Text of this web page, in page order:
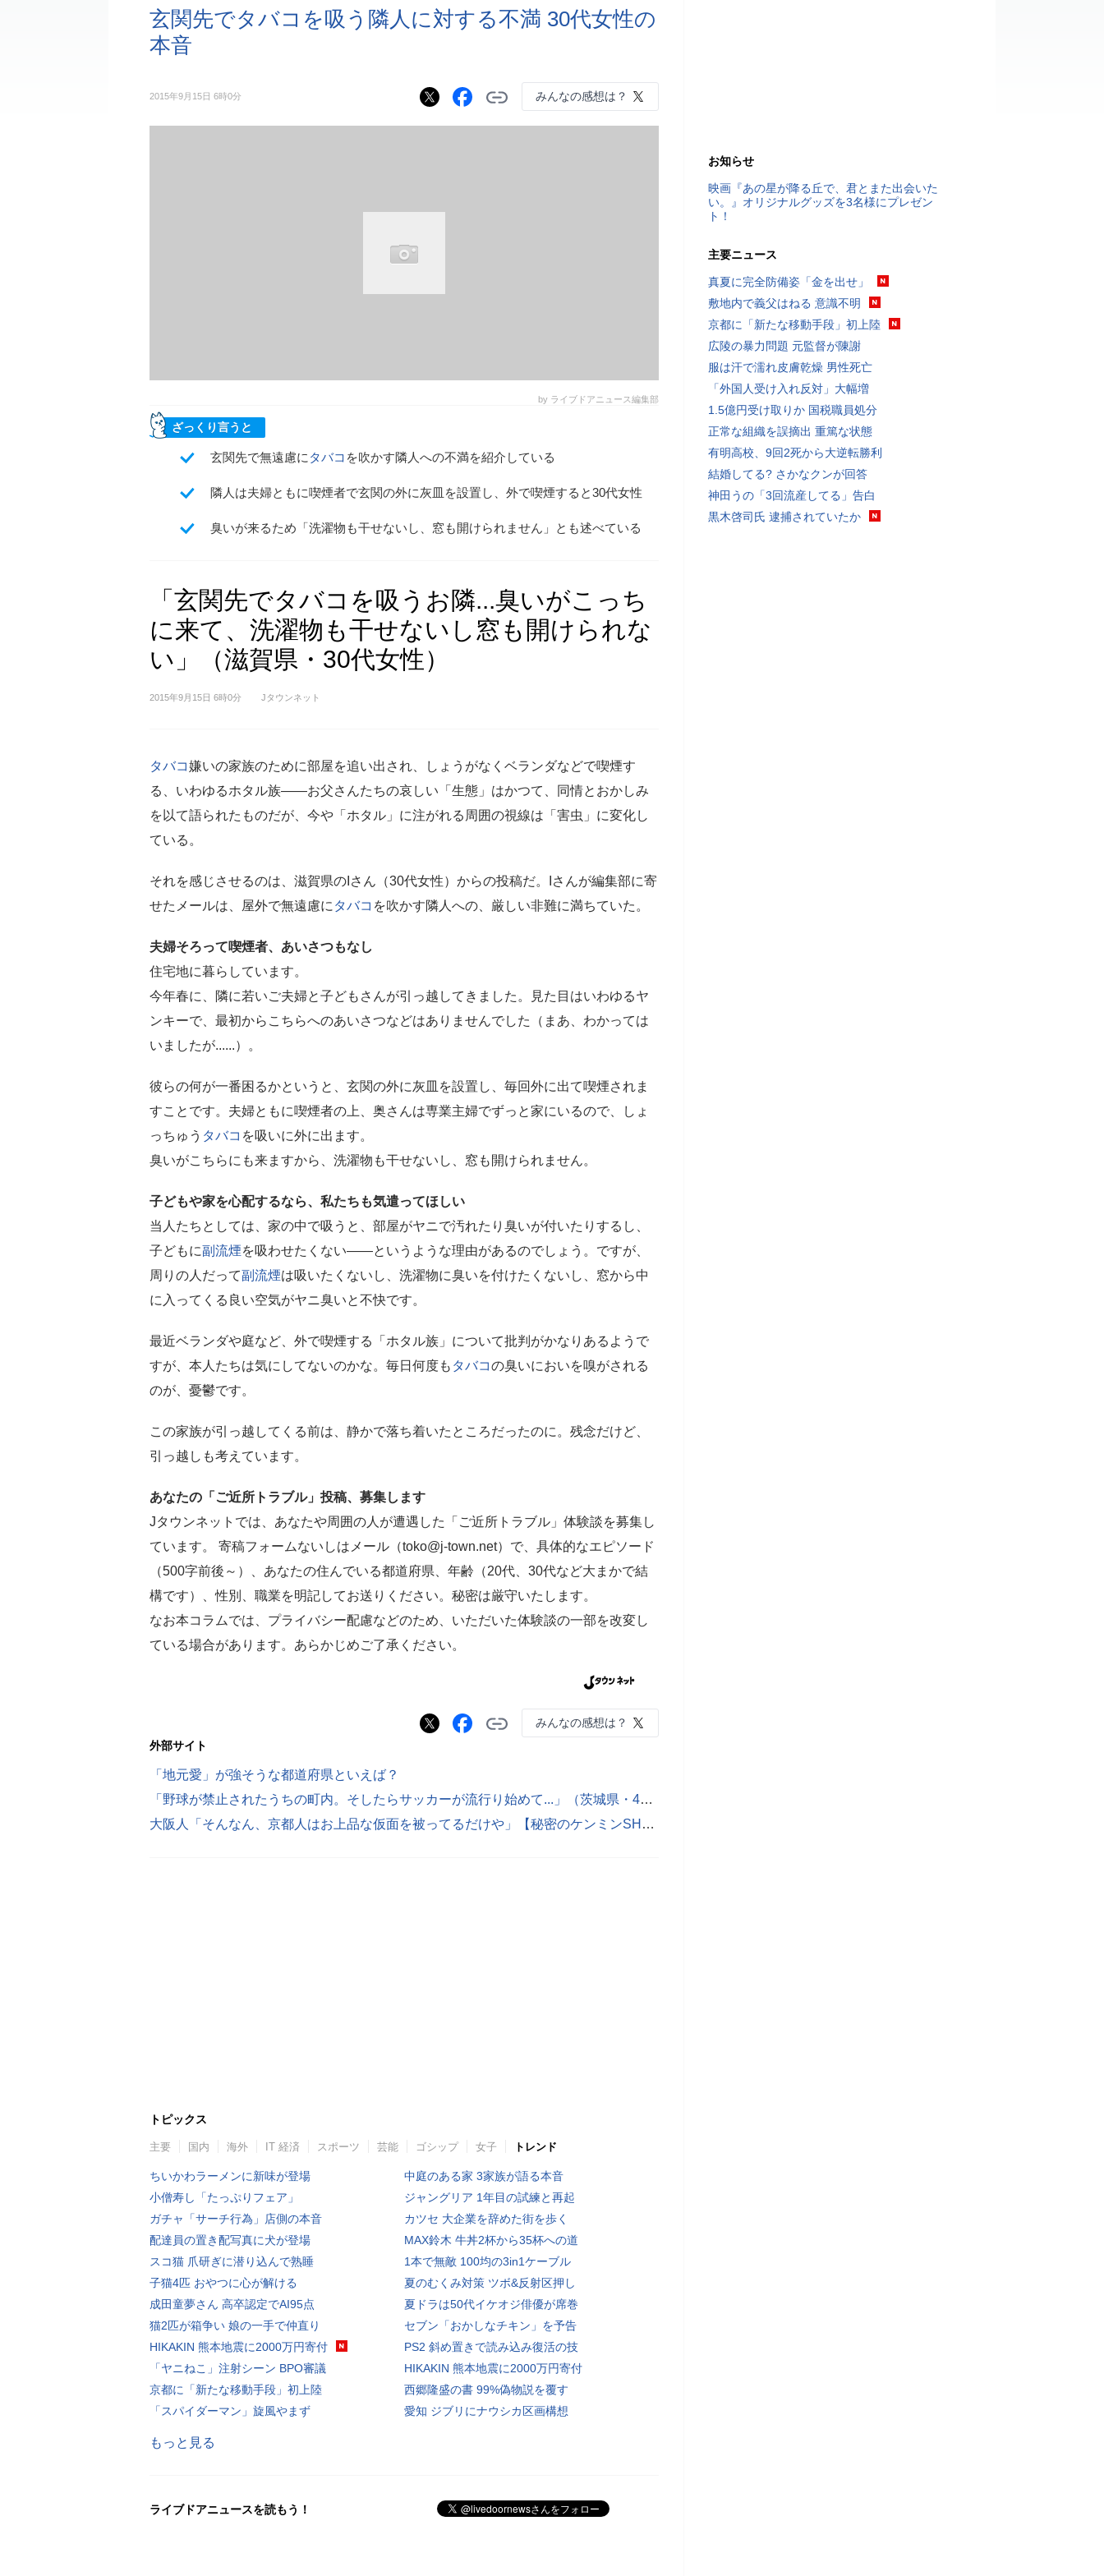
玄関先でタバコを吸う隣人に対する不満 30代女性の
本音
2015年9月15日 6時0分 みんなの感想は？
by ライブドアニュース編集部
ざっくり言うと
玄関先で無遠慮に タバコ を吹かす隣人への不満を紹介している
隣人は夫婦ともに喫煙者で玄関の外に灰皿を設置し、外で喫煙すると30代女性
臭いが来るため「洗濯物も干せないし、窓も開けられません」とも述べている
「玄関先でタバコを吸うお隣...臭いがこっち
に来て、洗濯物も干せないし窓も開けられな
い」（滋賀県・30代女性）
2015年9月15日 6時0分 Jタウンネット
タバコ嫌いの家族のために部屋を追い出され、しょうがなくベランダなどで喫煙す
る、いわゆるホタル族――お父さんたちの哀しい「生態」はかつて、同情とおかしみ
を以て語られたものだが、今や「ホタル」に注がれる周囲の視線は「害虫」に変化し
ている。
それを感じさせるのは、滋賀県のIさん（30代女性）からの投稿だ。Iさんが編集部に寄
せたメールは、屋外で無遠慮に タバコ を吹かす隣人への、厳しい非難に満ちていた。
夫婦そろって喫煙者、あいさつもなし
住宅地に暮らしています。
今年春に、隣に若いご夫婦と子どもさんが引っ越してきました。見た目はいわゆるヤ
ンキーで、最初からこちらへのあいさつなどはありませんでした（まあ、わかっては
いましたが......）。
彼らの何が一番困るかというと、玄関の外に灰皿を設置し、毎回外に出て喫煙されま
すことです。夫婦ともに喫煙者の上、奥さんは専業主婦でずっと家にいるので、しょ
っちゅう タバコ を吸いに外に出ます。
臭いがこちらにも来ますから、洗濯物も干せないし、窓も開けられません。
子どもや家を心配するなら、私たちも気遣ってほしい
当人たちとしては、家の中で吸うと、部屋がヤニで汚れたり臭いが付いたりするし、
子どもに副流煙を吸わせたくない――というような理由があるのでしょう。ですが、
周りの人だって副流煙は吸いたくないし、洗濯物に臭いを付けたくないし、窓から中
に入ってくる良い空気がヤニ臭いと不快です。
最近ベランダや庭など、外で喫煙する「ホタル族」について批判がかなりあるようで
すが、本人たちは気にしてないのかな。毎日何度も タバコの臭いにおいを嗅がされる
のが、憂鬱です。
この家族が引っ越してくる前は、静かで落ち着いたところだったのに。残念だけど、
引っ越しも考えています。
あなたの「ご近所トラブル」投稿、募集します
Jタウンネットでは、あなたや周囲の人が遭遇した「ご近所トラブル」体験談を募集し
ています。 寄稿フォームないしはメール（toko@j-town.net）で、具体的なエピソード
（500字前後～）、あなたの住んでいる都道府県、年齢（20代、30代など大まかで結
構です）、性別、職業を明記してお送りください。秘密は厳守いたします。
なお本コラムでは、プライバシー配慮などのため、いただいた体験談の一部を改変し
ている場合があります。あらかじめご了承ください。
みんなの感想は？
外部サイト
「地元愛」が強そうな都道府県といえば？
「野球が禁止されたうちの町内。そしたらサッカーが流行り始めて...」（茨城県・40代女性）
大阪人「そんなん、京都人はお上品な仮面を被ってるだけや」【秘密のケンミンSHOW／東京の視点×大阪の目線】
トピックス
主要 国内 海外 IT 経済 スポーツ 芸能 ゴシップ 女子 トレンド
ちいかわラーメンに新味が登場
小僧寿し「たっぷりフェア」
ガチャ「サーチ行為」店側の本音
配達員の置き配写真に犬が登場
スコ猫 爪研ぎに潜り込んで熟睡
子猫4匹 おやつに心が解ける
成田童夢さん 高卒認定でAI95点
猫2匹が箱争い 娘の一手で仲直り
HIKAKIN 熊本地震に2000万円寄付
「ヤニねこ」注射シーン BPO審議
京都に「新たな移動手段」初上陸
「スパイダーマン」旋風やまず
中庭のある家 3家族が語る本音
ジャングリア 1年目の試練と再起
カツセ 大企業を辞めた街を歩く
MAX鈴木 牛丼2杯から35杯への道
1本で無敵 100均の3in1ケーブル
夏のむくみ対策 ツボ&反射区押し
夏ドラは50代イケオジ俳優が席巻
セブン「おかしなチキン」を予告
PS2 斜め置きで読み込み復活の技
HIKAKIN 熊本地震に2000万円寄付
西郷隆盛の書 99%偽物説を覆す
愛知 ジブリにナウシカ区画構想
もっと見る
ライブドアニュースを読もう！
お知らせ
映画『あの星が降る丘で、君とまた出会いた
い。』オリジナルグッズを3名様にプレゼン
ト！
主要ニュース
真夏に完全防備姿「金を出せ」
敷地内で義父はねる 意識不明
京都に「新たな移動手段」初上陸
広陵の暴力問題 元監督が陳謝
服は汗で濡れ皮膚乾燥 男性死亡
「外国人受け入れ反対」大幅増
1.5億円受け取りか 国税職員処分
正常な組織を誤摘出 重篤な状態
有明高校、9回2死から大逆転勝利
結婚してる? さかなクンが回答
神田うの「3回流産してる」告白
黒木啓司氏 逮捕されていたか